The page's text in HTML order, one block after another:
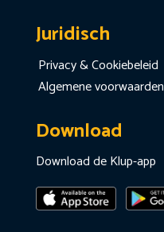
Juridisch
Privacy & Cookiebeleid
Algemene voorwaarden
Download
Download de Klup-app